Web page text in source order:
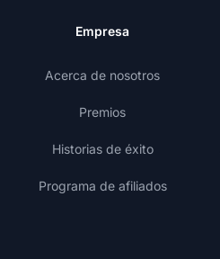
Empresa
Acerca de nosotros
Premios
Historias de éxito
Programa de afiliados